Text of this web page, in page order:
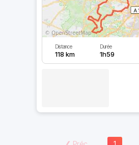
Distance
118 km
Durée
1h59